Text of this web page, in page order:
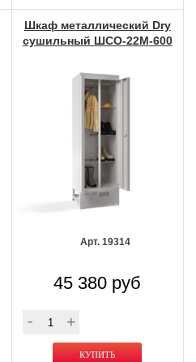
Шкаф металлический Dry
сушильный ШСО-22М-600
Арт. 19314
45 380 руб